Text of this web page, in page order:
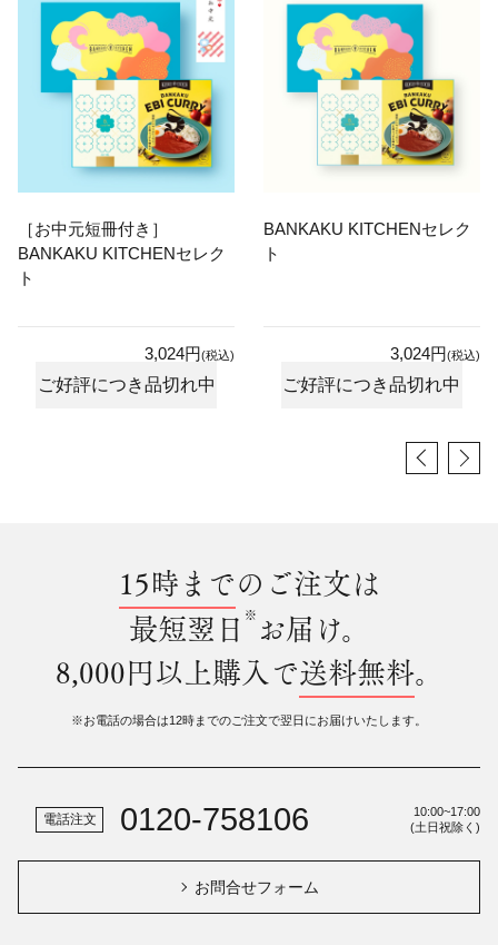
［お中元短冊付き］
BANKAKU KITCHENセレク
ト
3,024円(税込)
ご好評につき品切れ中
BANKAKU KITCHENセレク
ト
3,024円(税込)
ご好評につき品切れ中
15時までのご注文は
最短翌日 ※ お届け。
8,000円以上購入で送料無料。
※お電話の場合は12時までのご注文で翌日にお届けいたします。
電話注文 0120-758106
10:00~17:00
(土日祝除く)
お問合せフォーム